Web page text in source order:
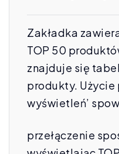
Zakładka
TOP 50
znajduje się
produkty. Użycie
wyświetleń’
przełączenie